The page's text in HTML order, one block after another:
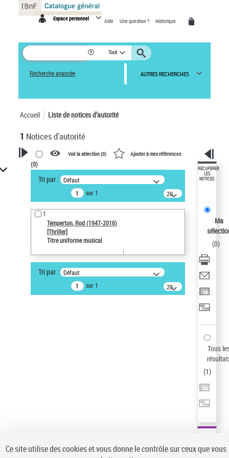
Espace personnel Aide Une question ? Historique
Tout
Recherche avancée AUTRES RECHERCHES
Accueil Liste de notices d’autorité
1 Notices d'autorité
VOTRE RECHERCHE
Recherche avancée dans les
notices d’autorité
Œuvres liées à l'auteur :
Temperton, Rod (1947-2016)
Type de notice d'autorité
Voir la sélection (0) Ajouter à mes références
(0)
Tri par : Défaut
sur 1
20
résultats/page
1
Temperton, Rod (1947-2016)
[Thriller]
Titre uniforme musical
Tri par : Défaut
sur 1
20
résultats/page
RÉCUPÉRER
LES
NOTICES
Ma
(0)
Tous
(1)
Panneau de gestion des cookies
Ce site utilise des cookies et vous donne le contrôle sur ceux que vous